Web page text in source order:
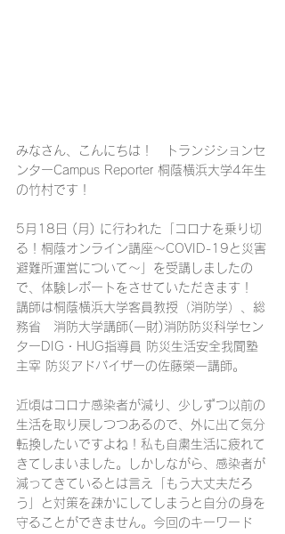
みなさん、こんにちは！　トランジションセ
ンターCampus Reporter 桐蔭横浜大学4年生
の竹村です！
5月18日 (月) に行われた「コロナを乗り切
る！桐蔭オンライン講座〜COVID-19と災害
避難所運営について〜」を受講しましたの
で、体験レポートをさせていただきます！
講師は桐蔭横浜大学客員教授（消防学）、総
務省　消防大学講師(一財)消防防災科学セン
ターDIG・HUG指導員 防災生活安全我聞塾
主宰 防災アドバイザーの佐藤榮一講師。
近頃はコロナ感染者が減り、少しずつ以前の
生活を取り戻しつつあるので、外に出て気分
転換したいですよね！私も自粛生活に疲れて
きてしまいました。しかしながら、感染者が
減ってきているとは言え「もう大丈夫だろ
う」と対策を疎かにしてしまうと自分の身を
守ることができません。今回のキーワード